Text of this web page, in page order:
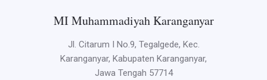
MI Muhammadiyah Karanganyar
Jl. Citarum I No.9, Tegalgede, Kec.
Karanganyar, Kabupaten Karanganyar,
Jawa Tengah 57714